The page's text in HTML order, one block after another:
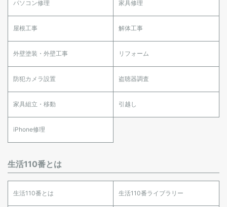
パソコン修理 家具修理
屋根工事 解体工事
外壁塗装・外壁工事 リフォーム
防犯カメラ設置 盗聴器調査
家具組立・移動 引越し
iPhone修理
生活110番とは
生活110番とは 生活110番ライブラリー